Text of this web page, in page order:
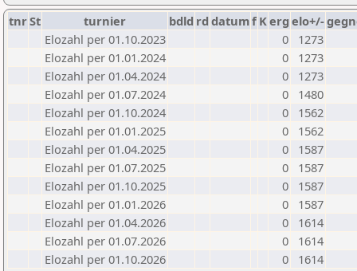
tnrSt turnier bdld rd datumf Kerg elo+/-
Elozahl per 01.10.2023
0
1273
Elozahl per 01.01.2024
0
1273
Elozahl per 01.04.2024
0
1273
Elozahl per 01.07.2024
0
1480
Elozahl per 01.10.2024
0
1562
Elozahl per 01.01.2025
0
1562
Elozahl per 01.04.2025
0
1587
Elozahl per 01.07.2025
0
1587
Elozahl per 01.10.2025
0
1587
Elozahl per 01.01.2026
0
1587
Elozahl per 01.04.2026
0
1614
Elozahl per 01.07.2026
0
1614
Elozahl per 01.10.2026
0 1614